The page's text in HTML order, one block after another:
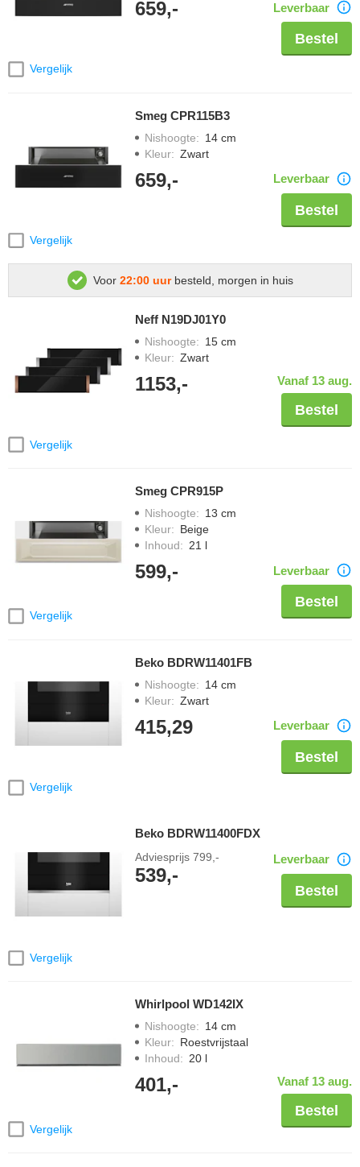
Vergelijk
659,- Leverbaar
Bestel
Vergelijk
Smeg CPR115B3
Nishoogte: 14 cm
Kleur: Zwart
659,- Leverbaar
Bestel
Voor 22:00 uurbesteld, morgen in huis
Vergelijk
Neff N19DJ01Y0
Nishoogte: 15 cm
Kleur: Zwart
1153,- Vanaf 13 aug.
Bestel
Vergelijk
Smeg CPR915P
Nishoogte: 13 cm
Kleur: Beige
Inhoud: 21 l
599,- Leverbaar
Bestel
Vergelijk
Beko BDRW11401FB
Nishoogte: 14 cm
Kleur: Zwart
415,29 Leverbaar
Bestel
Vergelijk
Beko BDRW11400FDX
Adviesprijs 799,-
539,-
Leverbaar
Bestel
Vergelijk
Whirlpool WD142IX
Nishoogte: 14 cm
Kleur: Roestvrijstaal
Inhoud: 20 l
401,- Vanaf 13 aug.
Bestel